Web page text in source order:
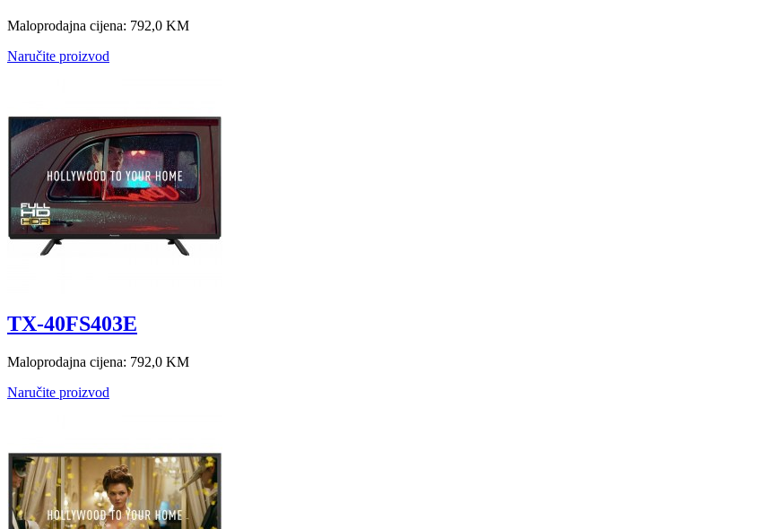
Maloprodajna cijena: 792,0 KM
Naručite proizvod
TX-40FS403E
Maloprodajna cijena: 792,0 KM
Naručite proizvod